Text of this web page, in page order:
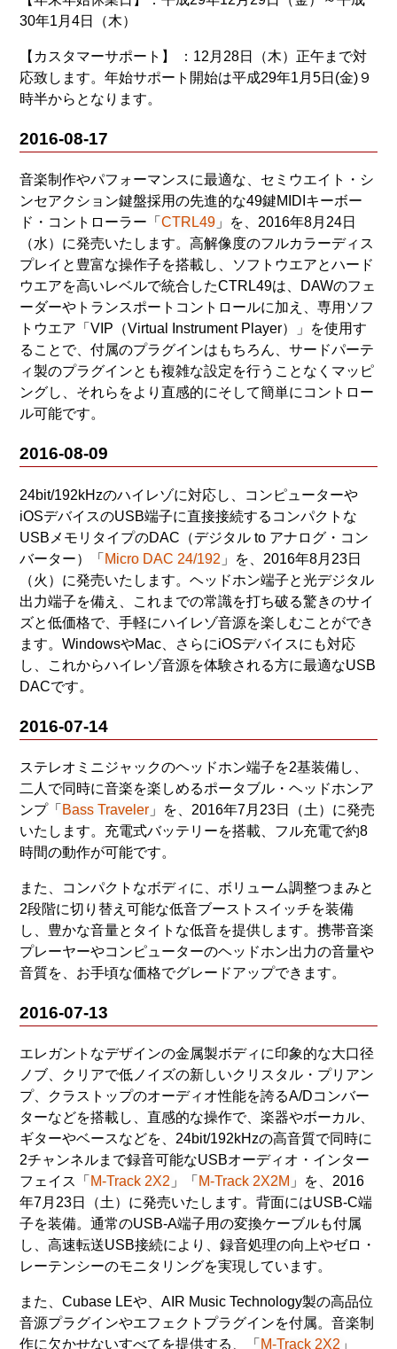
30年1月4日（木）
【カスタマーサポート】 ：12月28日（木）正午まで対
応致します。年始サポート開始は平成29年1月5日(金)９
時半からとなります。
2016-08-17
音楽制作やパフォーマンスに最適な、セミウエイト・シ
ンセアクション鍵盤採用の先進的な49鍵MIDIキーボー
ド・コントローラー「CTRL49 」を、2016年8月24日
（水）に発売いたします。高解像度のフルカラーディス
プレイと豊富な操作子を搭載し、ソフトウエアとハード
ウエアを高いレベルで統合したCTRL49は、DAWのフェ
ーダーやトランスポートコントロールに加え、専用ソフ
トウエア「VIP（Virtual Instrument Player）」を使用す
ることで、付属のプラグインはもちろん、サードパーテ
ィ製のプラグインとも複雑な設定を行うことなくマッピ
ングし、それらをより直感的にそして簡単にコントロー
ル可能です。
2016-08-09
24bit/192kHzのハイレゾに対応し、コンピューターや
iOSデバイスのUSB端子に直接接続するコンパクトな
USBメモリタイプのDAC（デジタル to アナログ・コン
バーター）「 Micro DAC 24/192 」を、2016年8月23日
（火）に発売いたします。ヘッドホン端子と光デジタル
出力端子を備え、これまでの常識を打ち破る驚きのサイ
ズと低価格で、手軽にハイレゾ音源を楽しむことができ
ます。WindowsやMac、さらにiOSデバイスにも対応
し、これからハイレゾ音源を体験される方に最適なUSB
DACです。
2016-07-14
ステレオミニジャックのヘッドホン端子を2基装備し、
二人で同時に音楽を楽しめるポータブル・ヘッドホンア
ンプ「 Bass Traveler 」を、2016年7月23日（土）に発売
いたします。充電式バッテリーを搭載、フル充電で約8
時間の動作が可能です。
また、コンパクトなボディに、ボリューム調整つまみと
2段階に切り替え可能な低音ブーストスイッチを装備
し、豊かな音量とタイトな低音を提供します。携帯音楽
プレーヤーやコンピューターのヘッドホン出力の音量や
音質を、お手頃な価格でグレードアップできます。
2016-07-13
エレガントなデザインの金属製ボディに印象的な大口径
ノブ、クリアで低ノイズの新しいクリスタル・プリアン
プ、クラストップのオーディオ性能を誇るA/Dコンバー
ターなどを搭載し、直感的な操作で、楽器やボーカル、
ギターやベースなどを、24bit/192kHzの高音質で同時に
2チャンネルまで録音可能なUSBオーディオ・インター
フェイス「 M-Track 2X2 」「 M-Track 2X2M 」を、2016
年7月23日（土）に発売いたします。背面にはUSB-C端
子を装備。通常のUSB-A端子用の変換ケーブルも付属
し、高速転送USB接続により、録音処理の向上やゼロ・
レーテンシーのモニタリングを実現しています。
また、Cubase LEや、AIR Music Technology製の高品位
音源プラグインやエフェクトプラグインを付属。音楽制
作に欠かせないすべてを提供する、「 M-Track 2X2 」